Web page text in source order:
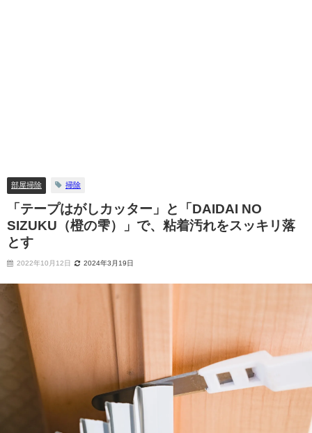
部屋掃除 掃除
「テープはがしカッター」と「DAIDAI NO
SIZUKU（橙の雫）」で、粘着汚れをスッキリ落
とす
2022年10月12日 2024年3月19日